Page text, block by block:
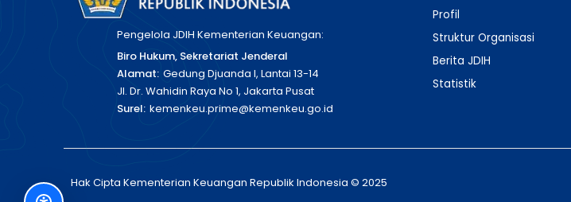
Pengelola JDIH Kementerian Keuangan:
Biro Hukum, Sekretariat Jenderal
Alamat: Gedung Djuanda I, Lantai 13-14
Jl. Dr. Wahidin Raya No 1, Jakarta Pusat
Surel: kemenkeu.prime@kemenkeu.go.id
Profil
Struktur Organisasi
Berita JDIH
Statistik
Hak Cipta Kementerian Keuangan Republik Indonesia © 2025